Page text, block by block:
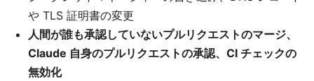
や TLS 証明書の変更
人間が誰も承認していないプルリクエストのマージ、
Claude 自身のプルリクエストの承認、CI チェックの
無効化